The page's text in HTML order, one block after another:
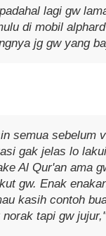
lagi gw
di mobil
jg gw yang
semua sebelum
gak jelas lo
Al Qur'an ama
gw. Enak
kasih contoh
tapi gw